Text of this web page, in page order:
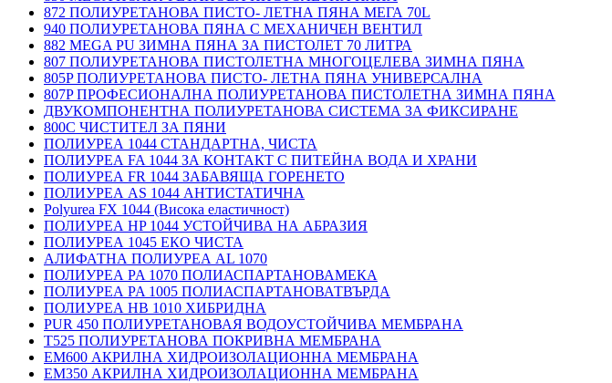
872 ПОЛИУРЕТАНОВА ПИСТО- ЛЕТНА ПЯНА МЕГА 70L
940 ПОЛИУРЕТАНОВА ПЯНА С МЕХАНИЧЕН ВЕНТИЛ
882 MEGA PU ЗИМНА ПЯНА ЗА ПИСТОЛЕТ 70 ЛИТРА
807 ПОЛИУРЕТАНОВА ПИСТОЛЕТНА МНОГОЦЕЛЕВА ЗИМНА ПЯНА
805P ПОЛИУРЕТАНОВА ПИСТО- ЛЕТНА ПЯНА УНИВЕРСАЛНА
807P ПРОФЕСИОНАЛНА ПОЛИУРЕТАНОВА ПИСТОЛЕТНА ЗИМНА ПЯНА
ДВУКОМПОНЕНТНА ПОЛИУРЕТАНОВА СИСТЕМА ЗА ФИКСИРАНЕ
800C ЧИСТИТЕЛ ЗА ПЯНИ
ПОЛИУРЕА 1044 СТАНДАРТНА, ЧИСТА
ПОЛИУРЕА FA 1044 ЗА КОНТАКТ С ПИТЕЙНА ВОДА И ХРАНИ
ПОЛИУРЕА FR 1044 ЗАБАВЯЩА ГОРЕНЕТО
ПОЛИУРЕА AS 1044 АНТИСТАТИЧНА
Polyurea FX 1044 (Висока еластичност)
ПОЛИУРЕА HP 1044 УСТОЙЧИВА НА АБРАЗИЯ
ПОЛИУРЕА 1045 ЕКО ЧИСТА
АЛИФАТНА ПОЛИУРЕА AL 1070
ПОЛИУРЕА PA 1070 ПОЛИАСПАРТАНОВАМЕКА
ПОЛИУРЕА PA 1005 ПОЛИАСПАРТАНОВАТВЪРДА
ПОЛИУРЕА HB 1010 ХИБРИДНА
PUR 450 ПОЛИУРЕТАНОВАЯ ВОДОУСТОЙЧИВА МЕМБРАНА
T525 ПОЛИУРЕТАНОВА ПОКРИВНА МЕМБРАНА
EM600 АКРИЛНА ХИДРОИЗОЛАЦИОННА МЕМБРАНА
EM350 АКРИЛНА ХИДРОИЗОЛАЦИОННА МЕМБРАНА